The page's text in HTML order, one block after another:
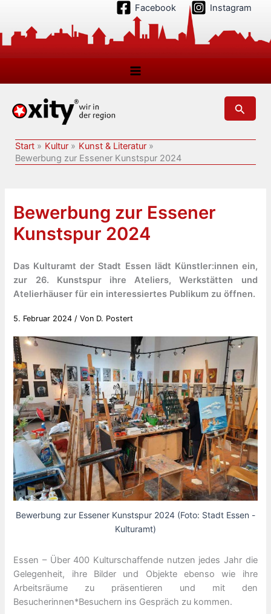
springen
Facebook Instagram
Suchen
Start Kultur
Kunst & Literatur
Bewerbung zur Essener Kunstspur 2024
Bewerbung zur Essener
Kunstspur 2024
Das Kulturamt der Stadt Essen lädt Künstler:innen ein,
zur 26. Kunstspur ihre Ateliers, Werkstätten und
Atelierhäuser für ein interessiertes Publikum zu öffnen.
5. Februar 2024 / Von D. Postert
Bewerbung zur Essener Kunstspur 2024 (Foto: Stadt Essen -
Kulturamt)
Essen – Über 400 Kulturschaffende nutzen jedes Jahr die
Gelegenheit, ihre Bilder und Objekte ebenso wie ihre
Arbeitsräume zu präsentieren und mit den
Besucherinnen*Besuchern ins Gespräch zu kommen.